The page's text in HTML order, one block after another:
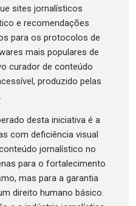
sites jornalísticos
e recomendações
para os protocolos de
mais populares de
curador de conteúdo
produzido pelas
desta iniciativa é a
com deficiência visual
jornalístico no
para o fortalecimento
mas para a garantia
direito humano básico.